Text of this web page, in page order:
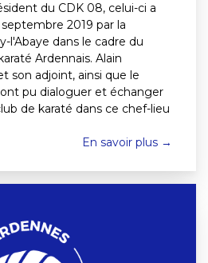
du CDK 08, celui-ci a
2019 par la
l'Abaye dans le cadre du
Ardennais. Alain
son adjoint, ainsi que le
pu dialoguer et échanger
de karaté dans ce chef-lieu
En savoir plus →